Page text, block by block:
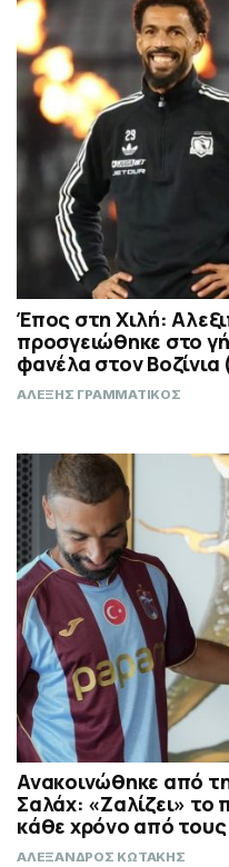
Έπος στη Χιλή:
προσγειώθηκε στο
φανέλα στον Βοζίνια
ΑΛΕΞΗΣ ΓΡΑΜΜΑΤΙΚΟΣ
Ανακοινώθηκε από
Σαλάχ: «Ζαλίζει»
κάθε χρόνο από
ΑΛΕΞΑΝΔΡΟΣ ΚΩΤΑΚΗΣ